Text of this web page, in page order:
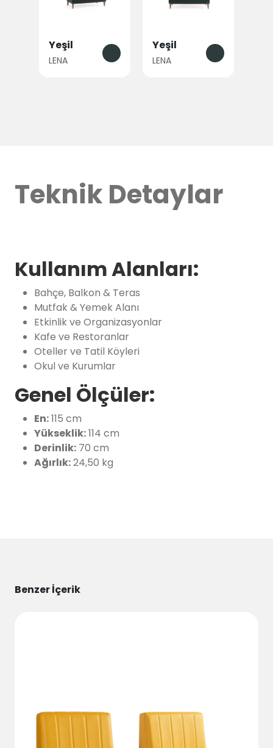
Yeşil
LENA
Yeşil
LENA
Teknik Detaylar
Kullanım Alanları:
Bahçe, Balkon & Teras
Mutfak & Yemek Alanı
Etkinlik ve Organizasyonlar
Kafe ve Restoranlar
Oteller ve Tatil Köyleri
Okul ve Kurumlar
Genel Ölçüler:
En:115 cm
Yükseklik:114 cm
Derinlik: 70 cm
Ağırlık:24,50 kg
Benzer İçerik